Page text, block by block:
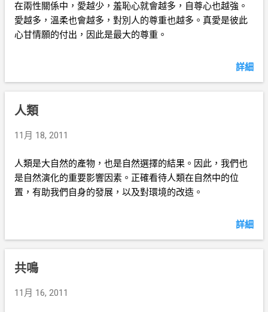
在兩性關係中，愛越少，羞恥心就會越多，自尊心也越強。
愛越多，溫柔也會越多，對別人的尊重也越多。真愛是彼此
心甘情願的付出，因此是最大的尊重。
詳細
人類
11月 18, 2011
人類是大自然的產物，也是自然選擇的結果。因此，我們也
是自然演化的重要影響因素。正確看待人類在自然中的位
置，有助我們自身的發展，以及對環境的改造。
詳細
共鳴
11月 16, 2011